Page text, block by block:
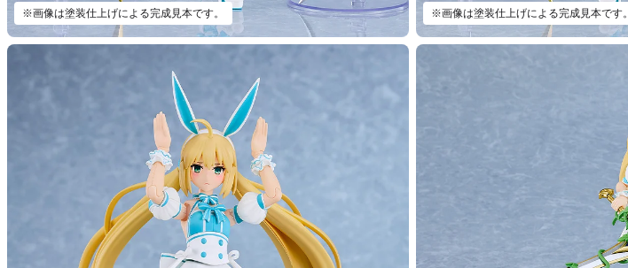
※画像は塗装仕上げによる完成見本です。 ※画像は塗装仕上げによる完成見本です。